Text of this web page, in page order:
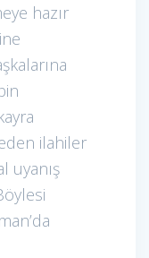
hazır
ilahiler
uyanış